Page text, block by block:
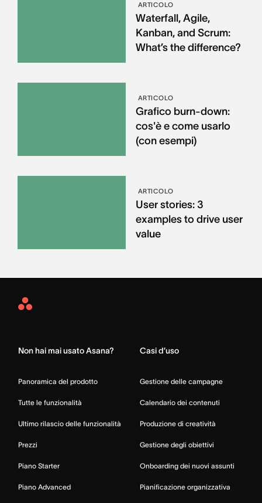
ARTICOLO
Waterfall, Agile,
Kanban, and Scrum:
What’s the difference?
ARTICOLO
Grafico burn-down:
cos'è e come usarlo
(con esempi)
ARTICOLO
User stories: 3
examples to drive user
value
Asana
Non hai mai usato Asana?
Panoramica del prodotto
Tutte le funzionalità
Ultimo rilascio delle funzionalità
Prezzi
Piano Starter
Piano Advanced
Casi d’uso
Gestione delle campagne
Calendario dei contenuti
Produzione di creatività
Gestione degli obiettivi
Onboarding dei nuovi assunti
Pianificazione organizzativa